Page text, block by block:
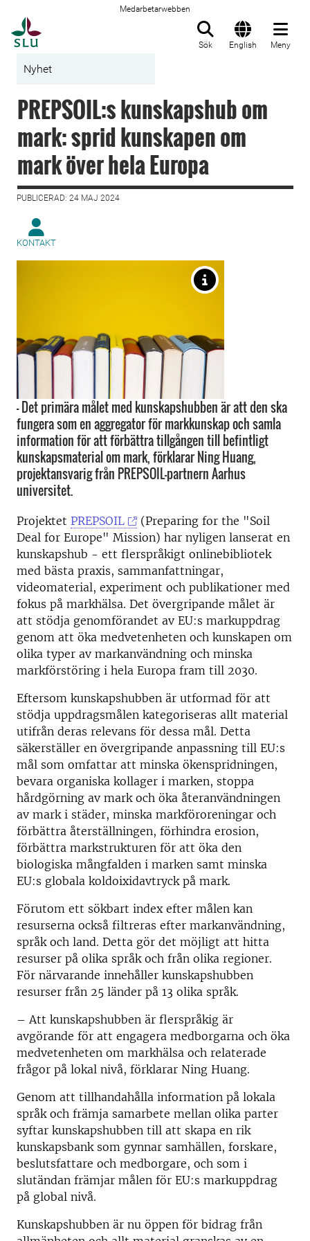
Medarbetarwebben
Sök English Meny
Nyhet
PREPSOIL:s kunskapshub om
mark: sprid kunskapen om
mark över hela Europa
PUBLICERAD: 24 MAJ 2024
KONTAKT
– Det primära målet med kunskapshubben är att den ska
fungera som en aggregator för markkunskap och samla
information för att förbättra tillgången till befintligt
kunskapsmaterial om mark, förklarar Ning Huang,
projektansvarig från PREPSOIL-partnern Aarhus
universitet.
Projektet PREPSOIL
(Preparing for the "Soil
Deal for Europe" Mission) har nyligen lanserat en
kunskapshub - ett flerspråkigt onlinebibliotek
med bästa praxis, sammanfattningar,
videomaterial, experiment och publikationer med
fokus på markhälsa. Det övergripande målet är
att stödja genomförandet av EU:s markuppdrag
genom att öka medvetenheten och kunskapen om
olika typer av markanvändning och minska
markförstöring i hela Europa fram till 2030.
Eftersom kunskapshubben är utformad för att
stödja uppdragsmålen kategoriseras allt material
utifrån deras relevans för dessa mål. Detta
säkerställer en övergripande anpassning till EU:s
mål som omfattar att minska ökenspridningen,
bevara organiska kollager i marken, stoppa
hårdgörning av mark och öka återanvändningen
av mark i städer, minska markföroreningar och
förbättra återställningen, förhindra erosion,
förbättra markstrukturen för att öka den
biologiska mångfalden i marken samt minska
EU:s globala koldoixidavtryck på mark.
Förutom ett sökbart index efter målen kan
resurserna också filtreras efter markanvändning,
språk och land. Detta gör det möjligt att hitta
resurser på olika språk och från olika regioner.
För närvarande innehåller kunskapshubben
resurser från 25 länder på 13 olika språk.
– Att kunskapshubben är flerspråkig är
avgörande för att engagera medborgarna och öka
medvetenheten om markhälsa och relaterade
frågor på lokal nivå, förklarar Ning Huang.
Genom att tillhandahålla information på lokala
språk och främja samarbete mellan olika parter
syftar kunskapshubben till att skapa en rik
kunskapsbank som gynnar samhällen, forskare,
beslutsfattare och medborgare, och som i
slutändan främjar målen för EU:s markuppdrag
på global nivå.
Kunskapshubben är nu öppen för bidrag från